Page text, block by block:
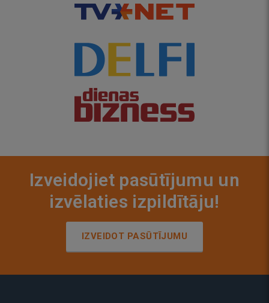
Izveidojiet pasūtījumu un
izvēlaties izpildītāju!
IZVEIDOT PASŪTĪJUMU